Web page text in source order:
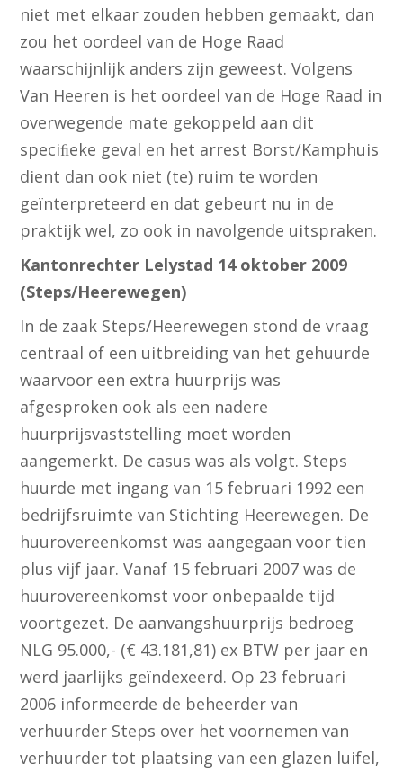
niet met elkaar zouden hebben gemaakt, dan
zou het oordeel van de Hoge Raad
waarschijnlijk anders zijn geweest. Volgens
Van Heeren is het oordeel van de Hoge Raad in
overwegende mate gekoppeld aan dit
speciﬁeke geval en het arrest Borst/Kamphuis
dient dan ook niet (te) ruim te worden
geïnterpreteerd en dat gebeurt nu in de
praktijk wel, zo ook in navolgende uitspraken.
Kantonrechter Lelystad 14 oktober 2009
(Steps/Heerewegen)
In de zaak Steps/Heerewegen stond de vraag
centraal of een uitbreiding van het gehuurde
waarvoor een extra huurprijs was
afgesproken ook als een nadere
huurprijsvaststelling moet worden
aangemerkt. De casus was als volgt. Steps
huurde met ingang van 15 februari 1992 een
bedrijfsruimte van Stichting Heerewegen. De
huurovereenkomst was aangegaan voor tien
plus vijf jaar. Vanaf 15 februari 2007 was de
huurovereenkomst voor onbepaalde tijd
voortgezet. De aanvangshuurprijs bedroeg
NLG 95.000,- (€ 43.181,81) ex BTW per jaar en
werd jaarlijks geïndexeerd. Op 23 februari
2006 informeerde de beheerder van
verhuurder Steps over het voornemen van
verhuurder tot plaatsing van een glazen luifel,